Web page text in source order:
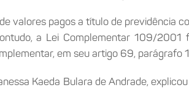
valores pagos a título de previdência
a Lei Complementar 109/2001
em seu artigo 69, parágrafo
Kaeda Bulara de Andrade,